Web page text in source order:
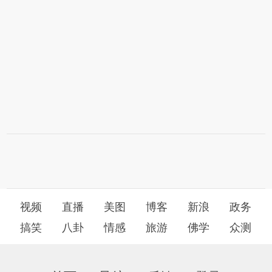
视频 直播 美图 博客 新浪
政务
搞笑
八卦 情感 旅游 佛学 众测